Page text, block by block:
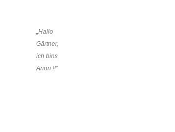
„Hallo
Gärtner,
ich bins
Arion !!“